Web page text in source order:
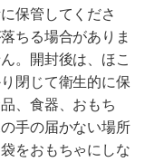
保管してくださ
ちる場合がありま
。開封後は、ほこ
閉じて衛生的に保
、食器、おもち
手の届かない場所
をおもちゃにしな